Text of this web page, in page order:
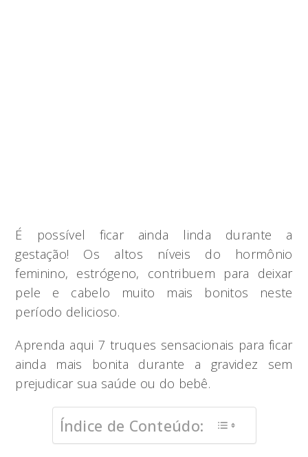
É possível ficar ainda linda durante a
gestação! Os altos níveis do hormônio
feminino, estrógeno, contribuem para deixar
pele e cabelo muito mais bonitos neste
período delicioso.
Aprenda aqui 7 truques sensacionais para ficar
ainda mais bonita durante a gravidez sem
prejudicar sua saúde ou do bebê.
Índice de Conteúdo: